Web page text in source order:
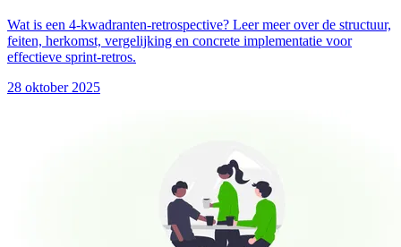
Wat is een 4-kwadranten-retrospective? Leer meer over de structuur,
feiten, herkomst, vergelijking en concrete implementatie voor
effectieve sprint-retros.
28 oktober 2025